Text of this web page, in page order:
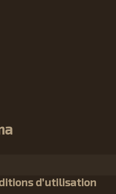
d’utilisation